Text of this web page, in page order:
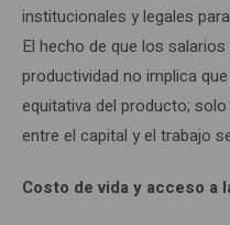
institucionales y legales
El hecho de que los
productividad no implica
equitativa del producto;
entre el capital y el trabajo
Costo de vida y acceso a